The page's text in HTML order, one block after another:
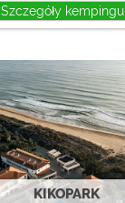
Szczegóły kempingu
KIKOPARK